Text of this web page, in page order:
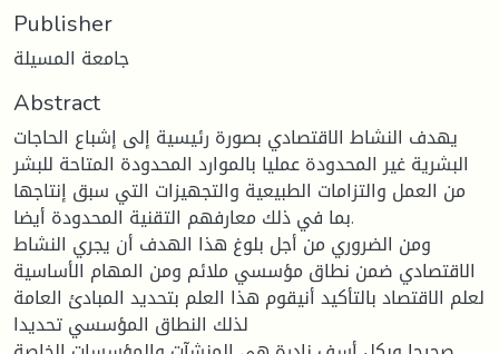
Publisher
جامعة المسيلة
Abstract
يهدف النشاط الاقتصادي بصورة رئيسية إلى إشباع الحاجات
البشرية غير المحدودة عمليا بالموارد المحدودة المتاحة للبشر
من العمل والتزامات الطبيعية والتجهيزات التي سبق إنتاجها
بما في ذلك معارفهم التقنية المحدودة أيضا.
ومن الضروري من أجل بلوغ هذا الهدف أن يجري النشاط
الاقتصادي ضمن نطاق مؤسسي ملائم ومن المهام الأساسية
لعلم الاقتصاد بالتأكيد أنيقوم هذا العلم بتحديد المبادئ العامة
لذلك النطاق المؤسسي تحديدا